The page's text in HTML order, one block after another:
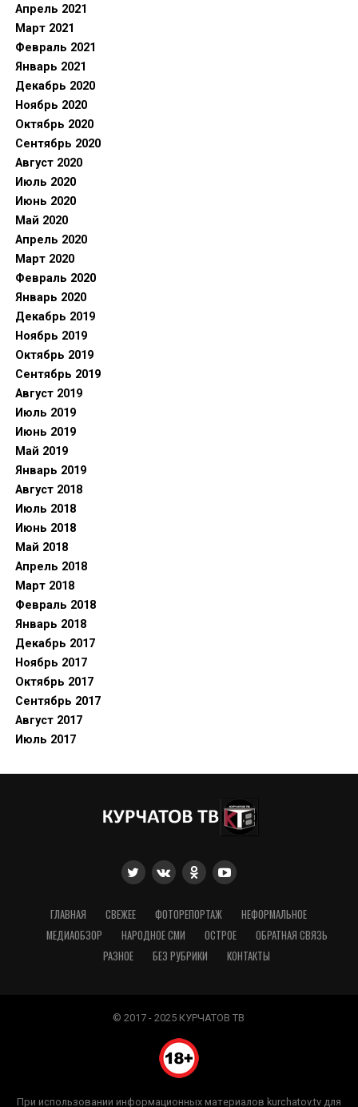
Апрель 2021
Март 2021
Февраль 2021
Январь 2021
Декабрь 2020
Ноябрь 2020
Октябрь 2020
Сентябрь 2020
Август 2020
Июль 2020
Июнь 2020
Май 2020
Апрель 2020
Март 2020
Февраль 2020
Январь 2020
Декабрь 2019
Ноябрь 2019
Октябрь 2019
Сентябрь 2019
Август 2019
Июль 2019
Июнь 2019
Май 2019
Январь 2019
Август 2018
Июль 2018
Июнь 2018
Май 2018
Апрель 2018
Март 2018
Февраль 2018
Январь 2018
Декабрь 2017
Ноябрь 2017
Октябрь 2017
Сентябрь 2017
Август 2017
Июль 2017
ГЛАВНАЯ СВЕЖЕЕ ФОТОРЕПОРТАЖ
НЕФОРМАЛЬНОЕ
МЕДИАОБЗОР
НАРОДНОЕ СМИ ОСТРОЕ
ОБРАТНАЯ СВЯЗЬ
РАЗНОЕ
БЕЗ РУБРИКИ КОНТАКТЫ
© 2017 - 2025 КУРЧАТОВ ТВ
При использовании информационных материалов kurchatov.tv для